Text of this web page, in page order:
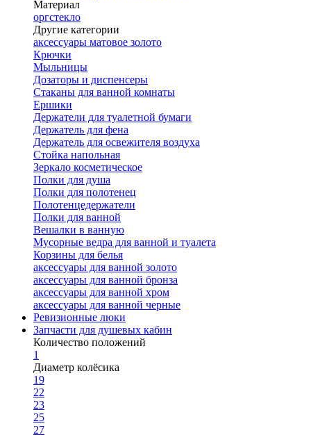
Материал
оргстекло
Другие категории
аксессуары матовое золото
Крючки
Мыльницы
Дозаторы и диспенсеры
Стаканы для ванной комнаты
Ершики
Держатели для туалетной бумаги
Держатель для фена
Держатель для освежителя воздуха
Стойка напольная
Зеркало косметическое
Полки для душа
Полки для полотенец
Полотенцедержатели
Полки для ванной
Вешалки в ванную
Мусорные ведра для ванной и туалета
Корзины для белья
аксессуары для ванной золото
аксессуары для ванной бронза
аксессуары для ванной хром
аксессуары для ванной черные
Ревизионные люки
Запчасти для душевых кабин
Количество положений
1
Диаметр колёсика
19
22
23
25
27